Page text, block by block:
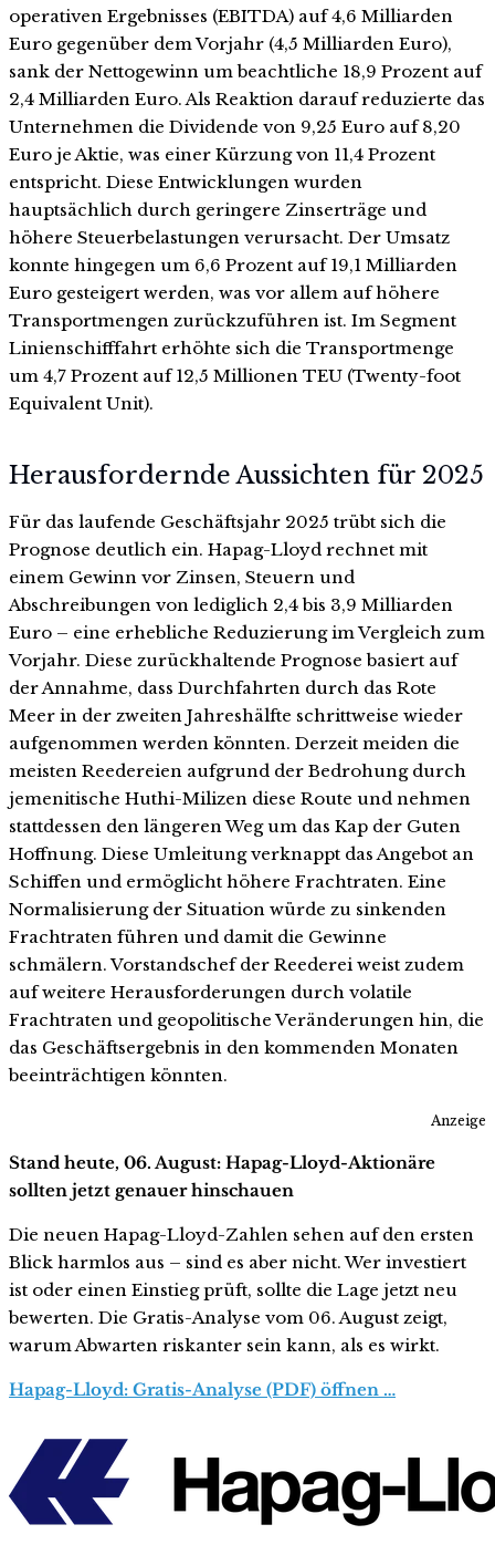
operativen Ergebnisses (EBITDA) auf 4,6 Milliarden
Euro gegenüber dem Vorjahr (4,5 Milliarden Euro),
sank der Nettogewinn um beachtliche 18,9 Prozent auf
2,4 Milliarden Euro. Als Reaktion darauf reduzierte das
Unternehmen die Dividende von 9,25 Euro auf 8,20
Euro je Aktie, was einer Kürzung von 11,4 Prozent
entspricht. Diese Entwicklungen wurden
hauptsächlich durch geringere Zinserträge und
höhere Steuerbelastungen verursacht. Der Umsatz
konnte hingegen um 6,6 Prozent auf 19,1 Milliarden
Euro gesteigert werden, was vor allem auf höhere
Transportmengen zurückzuführen ist. Im Segment
Linienschifffahrt erhöhte sich die Transportmenge
um 4,7 Prozent auf 12,5 Millionen TEU (Twenty-foot
Equivalent Unit).
Herausfordernde Aussichten für 2025
Für das laufende Geschäftsjahr 2025 trübt sich die
Prognose deutlich ein. Hapag-Lloyd rechnet mit
einem Gewinn vor Zinsen, Steuern und
Abschreibungen von lediglich 2,4 bis 3,9 Milliarden
Euro – eine erhebliche Reduzierung im Vergleich zum
Vorjahr. Diese zurückhaltende Prognose basiert auf
der Annahme, dass Durchfahrten durch das Rote
Meer in der zweiten Jahreshälfte schrittweise wieder
aufgenommen werden könnten. Derzeit meiden die
meisten Reedereien aufgrund der Bedrohung durch
jemenitische Huthi-Milizen diese Route und nehmen
stattdessen den längeren Weg um das Kap der Guten
Hoffnung. Diese Umleitung verknappt das Angebot an
Schiffen und ermöglicht höhere Frachtraten. Eine
Normalisierung der Situation würde zu sinkenden
Frachtraten führen und damit die Gewinne
schmälern. Vorstandschef der Reederei weist zudem
auf weitere Herausforderungen durch volatile
Frachtraten und geopolitische Veränderungen hin, die
das Geschäftsergebnis in den kommenden Monaten
beeinträchtigen könnten.
Anzeige
Stand heute, 06. August: Hapag-Lloyd-Aktionäre
sollten jetzt genauer hinschauen
Die neuen Hapag-Lloyd-Zahlen sehen auf den ersten
Blick harmlos aus – sind es aber nicht. Wer investiert
ist oder einen Einstieg prüft, sollte die Lage jetzt neu
bewerten. Die Gratis-Analyse vom 06. August zeigt,
warum Abwarten riskanter sein kann, als es wirkt.
Hapag-Lloyd: Gratis-Analyse (PDF) öffnen …